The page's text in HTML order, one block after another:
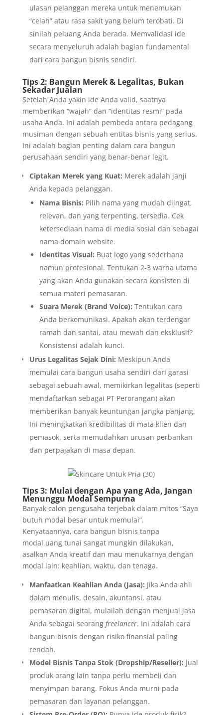
ulasan pelanggan mereka untuk menemukan
“celah” atau rasa sakit yang belum terobati. Di
sinilah peluang Anda berada. Memvalidasi ide
secara menyeluruh adalah bagian fundamental
dari cara bangun bisnis sendiri.
Tips 2: Bangun Merek & Legalitas, Bukan
Sekadar Jualan
Setelah Anda yakin ide Anda valid, saatnya
memberikan “wajah” dan “identitas resmi” pada
usaha Anda. Ini adalah pembeda antara pedagang
musiman dengan sebuah entitas bisnis yang serius.
Ini adalah bagian penting dalam cara bangun
perusahaan sendiri yang benar-benar legit.
Ciptakan Merek yang Kuat: Merek adalah janji
Anda kepada pelanggan.
Nama Bisnis: Pilih nama yang mudah diingat,
relevan, dan yang terpenting, tersedia. Cek
ketersediaan nama di media sosial dan sebagai
nama domain website.
Identitas Visual: Buat logo yang sederhana
namun profesional. Tentukan 2-3 warna utama
yang akan Anda gunakan secara konsisten di
semua materi pemasaran.
Suara Merek (Brand Voice): Tentukan cara
Anda berkomunikasi. Apakah akan terdengar
ramah dan santai, atau mewah dan eksklusif?
Konsistensi adalah kunci.
Urus Legalitas Sejak Dini: Meskipun Anda
memulai cara bangun usaha sendiri dari garasi
sebagai sebuah awal, memikirkan legalitas (seperti
mendaftarkan sebagai PT Perorangan) akan
memberikan banyak keuntungan jangka panjang.
Ini meningkatkan kredibilitas di mata klien dan
pemasok, serta memudahkan urusan perbankan
dan perpajakan di masa depan.
Tips 3: Mulai dengan Apa yang Ada, Jangan
Menunggu Modal Sempurna
Banyak calon pengusaha terjebak dalam mitos “Saya
butuh modal besar untuk memulai”.
Kenyataannya, cara bangun bisnis tanpa
modal uang tunai sangat mungkin dilakukan,
asalkan Anda kreatif dan mau menukarnya dengan
modal lain: keahlian, waktu, dan tenaga.
Manfaatkan Keahlian Anda (Jasa): Jika Anda ahli
dalam menulis, desain, akuntansi, atau
pemasaran digital, mulailah dengan menjual jasa
Anda sebagai seorang freelancer. Ini adalah cara
bangun bisnis dengan risiko finansial paling
rendah.
Model Bisnis Tanpa Stok (Dropship/Reseller): Jual
produk orang lain tanpa perlu membeli dan
menyimpan barang. Fokus Anda murni pada
pemasaran dan layanan pelanggan.